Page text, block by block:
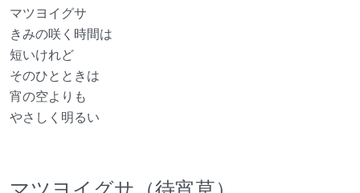
マツヨイグサ
きみの咲く時間は
短いけれど
そのひとときは
宵の空よりも
やさしく明るい